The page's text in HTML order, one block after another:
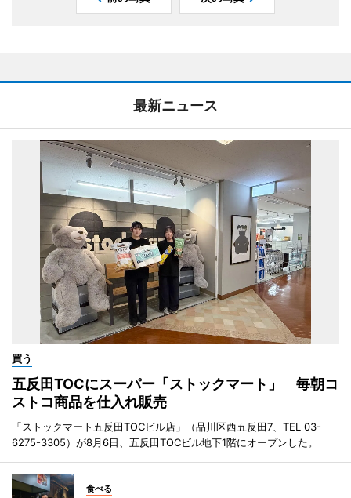
最新ニュース
買う
五反田TOCにスーパー「ストックマート」 毎朝コ
ストコ商品を仕入れ販売
「ストックマート五反田TOCビル店」（品川区西五反田7、TEL 03-
6275-3305）が8月6日、五反田TOCビル地下1階にオープンした。
食べる